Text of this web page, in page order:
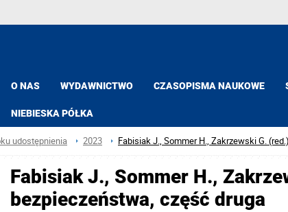
O NAS WYDAWNICTWO CZASOPISMA NAUKOWE
NIEBIESKA PÓŁKA
udostępnienia 2023 Fabisiak J., Sommer H., Zakrzewski G.
Fabisiak J., Sommer H.,
bezpieczeństwa, część druga